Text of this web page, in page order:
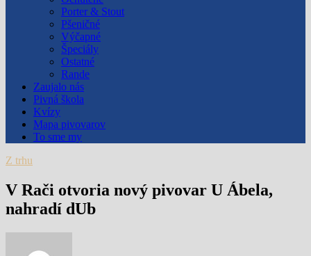
Porter & Stout
Pšeničné
Výčapné
Špeciály
Ostatné
Rande
Zaujalo nás
Pivná škola
Kvízy
Mapa pivovarov
To sme my
Z trhu
V Rači otvoria nový pivovar U Ábela,
nahradí dUb